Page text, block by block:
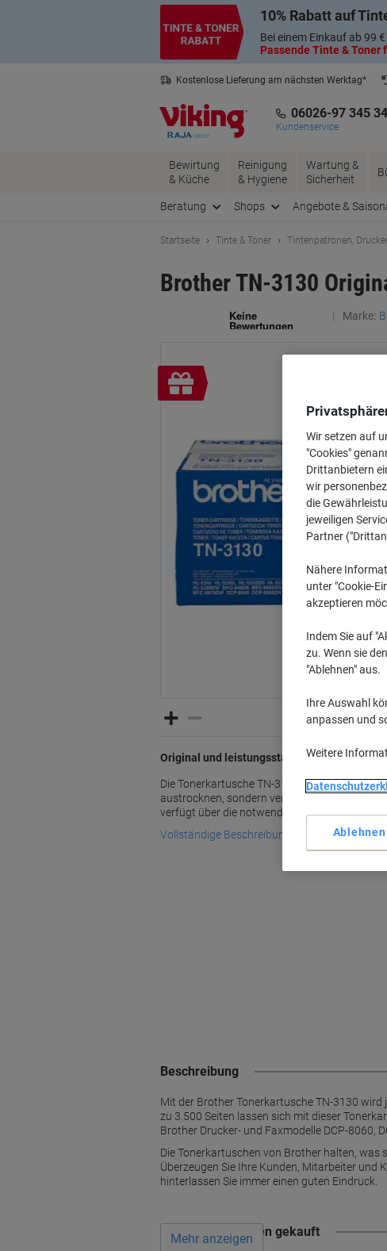
10% Rabatt auf
Bei einem Einkauf ab 99
Passende Tinte & Toner
Kostenlose Lieferung am nächsten Werktag*
06026-97 345
Kundenservice
Bewirtung
& Küche
Reinigung
& Hygiene
Wartung &
Sicherheit
Beratung Shops Angebote &
Startseite Tinte & Toner Tintenpatronen,
Brother TN-3130
Marke:
Inkl.
Geschenk
Original und leistungsstark -
Die Tonerkartusche TN-3130 von Brother
austrocknen, sondern verleiht ihm die
verfügt über die notwendige Expertise für jeden
Vollständige Beschreibung lesen
Beschreibung
Mit der Brother Tonerkartusche TN-3130
zu 3.500 Seiten lassen sich mit dieser
Brother Drucker- und Faxmodelle DCP-8060,
Die Tonerkartuschen von Brother halten, was
Überzeugen Sie Ihre Kunden, Mitarbeiter und
hinterlassen Sie immer einen guten Eindruck.
Wird oft zusammen gekauft
Mehr anzeigen
Wir setzen auf
"Cookies"
Drittanbietern
wir
die
jeweiligen
Partner
Nähere
unter "Cookie-
akzeptieren
Indem Sie auf
zu. Wenn sie
"Ablehnen" aus.
Ihre Auswahl
anpassen und
Weitere
Ablehnen